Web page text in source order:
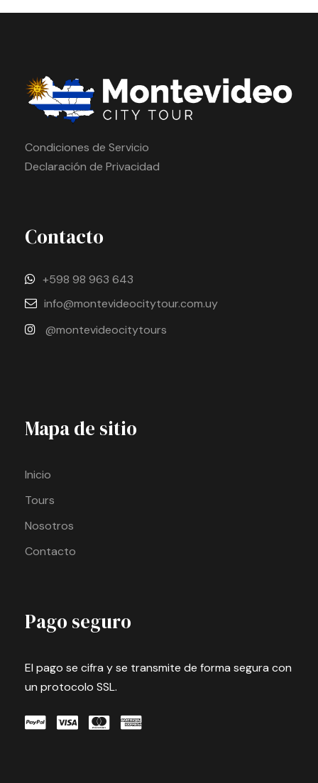
Condiciones de Servicio
Declaración de Privacidad
Contacto
+598 98 963 643
info@montevideocitytour.com.uy
@montevideocitytours
Mapa de sitio
Inicio
Tours
Nosotros
Contacto
Pago seguro
El pago se cifra y se transmite de forma segura con
un protocolo SSL.